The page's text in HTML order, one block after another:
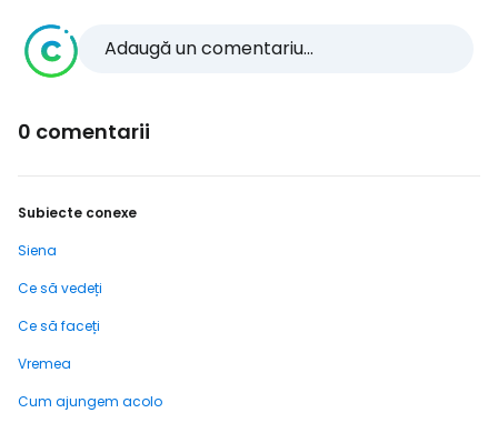
Adaugă un comentariu...
0 comentarii
Subiecte conexe
Siena
Ce să vedeți
Ce să faceți
Vremea
Cum ajungem acolo